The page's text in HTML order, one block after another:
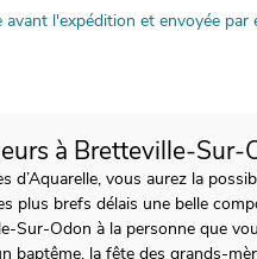
avant l'expédition et envoyée par
à Bretteville-Sur-
d’Aquarelle, vous aurez la
plus brefs délais une belle
Sur-Odon à la personne que
baptême, la fête des grands-